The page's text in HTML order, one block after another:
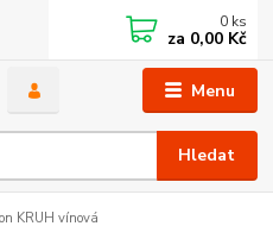
Menu
Hledat
0 ks
za 0,00 Kč
KRUH vínová